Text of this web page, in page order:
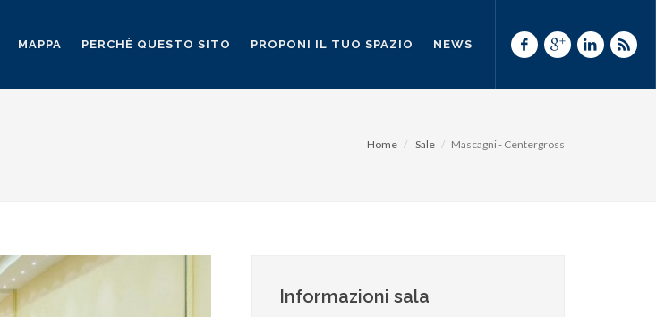
MAPPA PERCHÈ QUESTO SITO PROPONI IL TUO SPAZIO NEWS
Home Sale Mascagni - Centergross
Informazioni sala